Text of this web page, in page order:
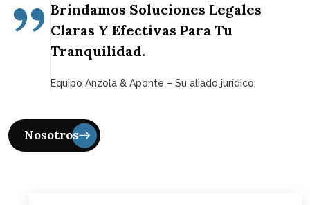
Brindamos Soluciones Legales
Claras Y Efectivas Para Tu
Tranquilidad.
Equipo Anzola & Aponte – Su aliado jurídico